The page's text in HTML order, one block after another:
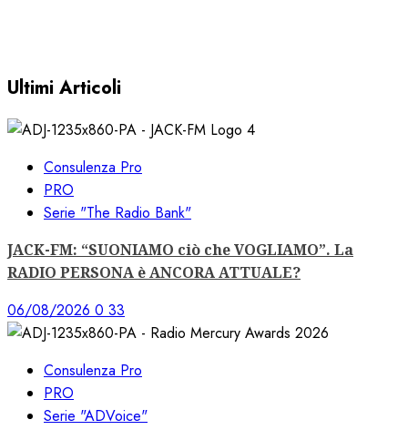
Ultimi Articoli
Consulenza Pro
PRO
Serie "The Radio Bank"
JACK-FM: “SUONIAMO ciò che VOGLIAMO”. La
RADIO PERSONA è ANCORA ATTUALE?
06/08/2026 0 33
Consulenza Pro
PRO
Serie "ADVoice"